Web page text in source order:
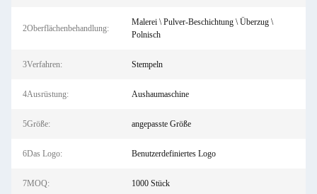
2Oberflächenbehandlung:
Malerei \ Pulver-Beschichtung \ Überzug \
Polnisch
3Verfahren: Stempeln
4Ausrüstung: Aushaumaschine
5Größe: angepasste Größe
6Das Logo: Benutzerdefiniertes Logo
7MOQ: 1000 Stück